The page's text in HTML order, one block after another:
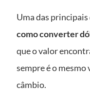
Uma das
como converter
que o valor
sempre é o mesmo
câmbio.